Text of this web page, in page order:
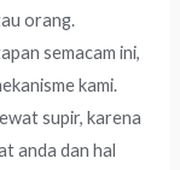
orang.
semacam ini,
kami.
supir, karena
anda dan hal